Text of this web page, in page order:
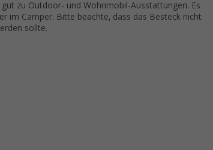
zu Outdoor- und Wohnmobil-Ausstattungen. Es
im Camper. Bitte beachte, dass das Besteck nicht
sollte.